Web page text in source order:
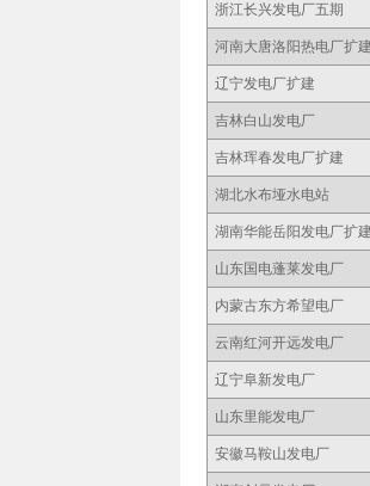
浙江长兴发电厂五期
河南大唐洛阳热电厂扩
辽宁发电厂扩建
吉林白山发电厂
吉林珲春发电厂扩建
湖北水布垭水电站
湖南华能岳阳发电厂扩
山东国电蓬莱发电厂
内蒙古东方希望电厂
云南红河开远发电厂
辽宁阜新发电厂
山东里能发电厂
安徽马鞍山发电厂